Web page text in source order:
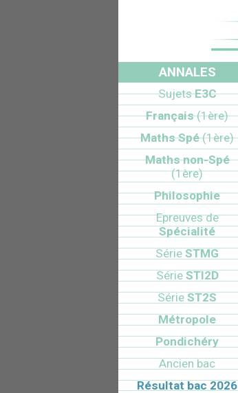
ANNALES
SujetsE3C
Français(1ère)
Maths Spé(1ère)
Maths non-Spé
(1ère)
Philosophie
Epreuves de
Spécialité
Série STMG
SérieSTI2D
Série ST2S
Métropole
Pondichéry
Ancien bac
Résultat bac 2026